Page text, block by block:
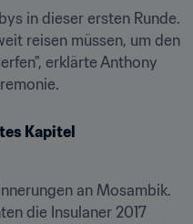
in dieser ersten Runde.
reisen müssen, um den
erklärte Anthony
Kapitel
an Mosambik.
die Insulaner 2017